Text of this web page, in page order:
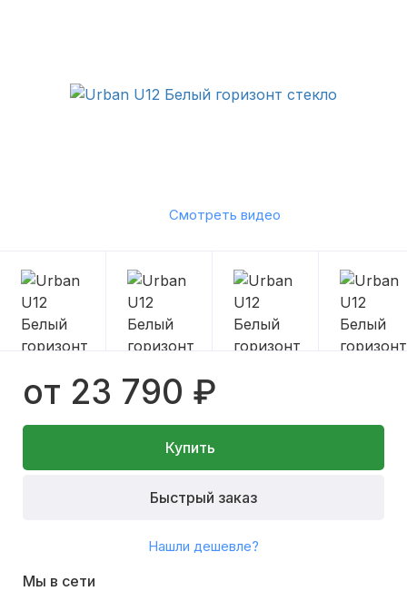
Смотреть видео
от 23 790 ₽
Купить
Быстрый заказ
Нашли дешевле?
Мы в сети